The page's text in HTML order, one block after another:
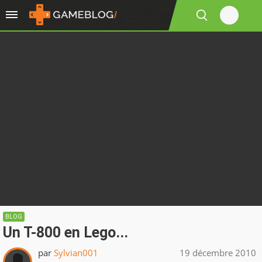
BLOG
Un T-800 en Lego...
par Sylvian001 19 décembre 2010